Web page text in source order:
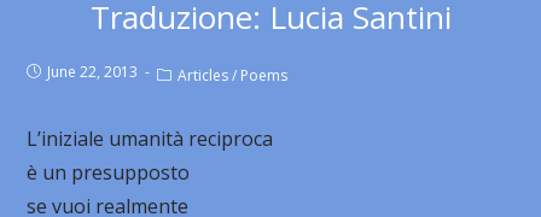
Traduzione: Lucia Santini
June 22, 2013 Articles / Poems
L’iniziale umanità reciproca
è un presupposto
se vuoi realmente